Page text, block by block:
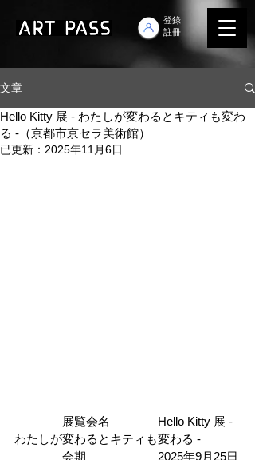
登錄
註冊
文章
Hello Kitty 展 - わたしが変わるとキティも変わ
る -（京都市京セラ美術館）
已更新： 2025年11月6日
展覧会名　　　　Hello Kitty 展 -
わたしが変わるとキティも変わる -
会期　　　　　　2025年9月25日